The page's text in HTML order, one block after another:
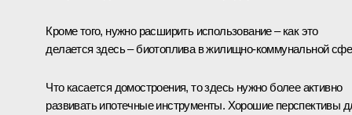
Кроме того, нужно расширить использование – как это
делается здесь – биотоплива в жилищно-коммунальной
Что касается домостроения, то здесь нужно более активно
развивать ипотечные инструменты. Хорошие перспективы